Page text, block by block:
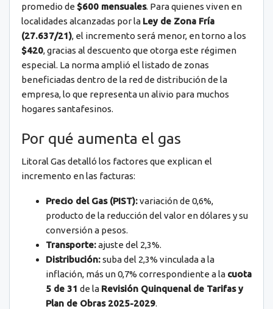
promedio de $600 mensuales. Para quienes viven en
localidades alcanzadas por la Ley de Zona Fría
(27.637/21), el incremento será menor, en torno a los
$420, gracias al descuento que otorga este régimen
especial. La norma amplió el listado de zonas
beneficiadas dentro de la red de distribución de la
empresa, lo que representa un alivio para muchos
hogares santafesinos.
Por qué aumenta el gas
Litoral Gas detalló los factores que explican el
incremento en las facturas:
Precio del Gas (PIST):variación de 0,6%,
producto de la reducción del valor en dólares y su
conversión a pesos.
Transporte:ajuste del 2,3%.
Distribución:suba del 2,3% vinculada a la
inflación, más un 0,7% correspondiente a la cuota
5 de 31 de la Revisión Quinquenal de Tarifas y
Plan de Obras 2025-2029.